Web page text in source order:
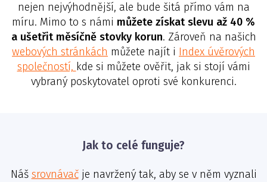
nejen nejvýhodnější, ale bude šitá přímo vám na
míru. Mimo to s námi můžete získat slevu až 40 %
a ušetřit měsíčně stovky korun. Zároveň na našich
webových stránkách můžete najít i Index úvěrových
společností, kde si můžete ověřit, jak si stojí vámi
vybraný poskytovatel oproti své konkurenci.
Jak to celé funguje?
Náš srovnávačje navržený tak, aby se v něm vyznali